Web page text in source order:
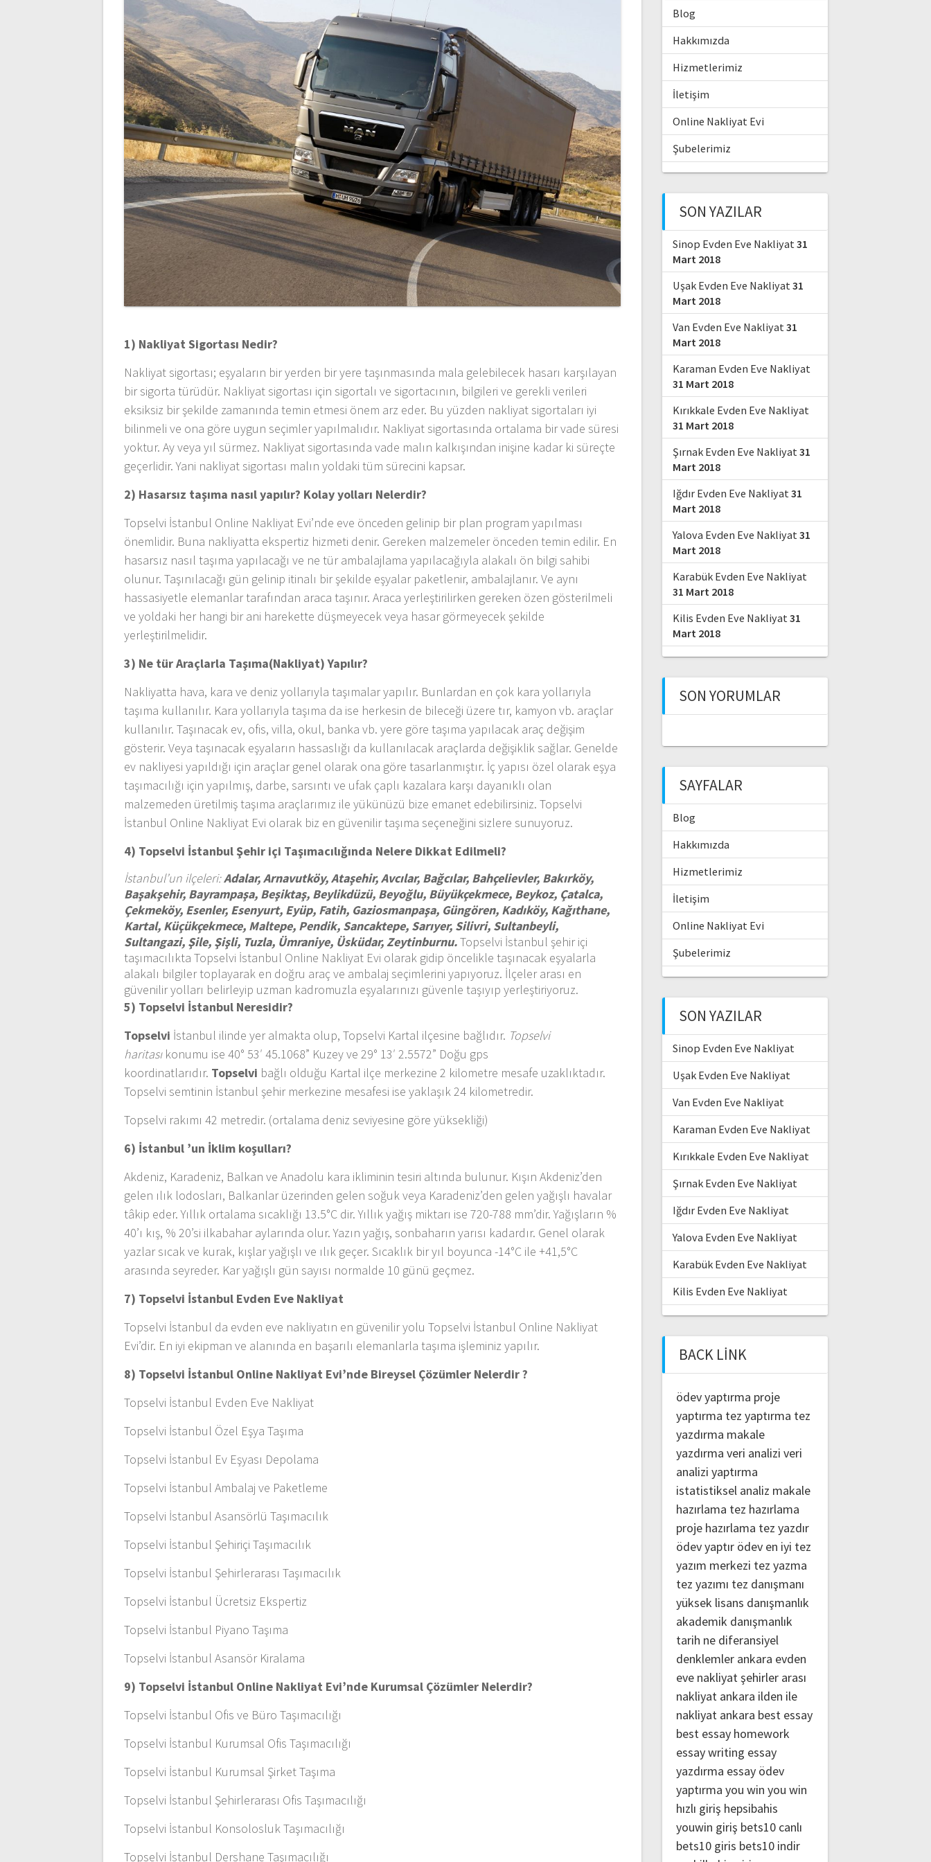
1) Nakliyat Sigortası Nedir?
Nakliyat sigortası; eşyaların bir yerden bir yere taşınmasında mala gelebilecek hasarı karşılayan
bir sigorta türüdür. Nakliyat sigortası için sigortalı ve sigortacının, bilgileri ve gerekli verileri
eksiksiz bir şekilde zamanında temin etmesi önem arz eder. Bu yüzden nakliyat sigortaları iyi
bilinmeli ve ona göre uygun seçimler yapılmalıdır. Nakliyat sigortasında ortalama bir vade süresi
yoktur. Ay veya yıl sürmez. Nakliyat sigortasında vade malın kalkışından inişine kadar ki süreçte
geçerlidir. Yani nakliyat sigortası malın yoldaki tüm sürecini kapsar.
2) Hasarsız taşıma nasıl yapılır? Kolay yolları Nelerdir?
Topselvi İstanbul Online Nakliyat Evi’nde eve önceden gelinip bir plan program yapılması
önemlidir. Buna nakliyatta ekspertiz hizmeti denir. Gereken malzemeler önceden temin edilir. En
hasarsız nasıl taşıma yapılacağı ve ne tür ambalajlama yapılacağıyla alakalı ön bilgi sahibi
olunur. Taşınılacağı gün gelinip itinalı bir şekilde eşyalar paketlenir, ambalajlanır. Ve aynı
hassasiyetle elemanlar tarafından araca taşınır. Araca yerleştirilirken gereken özen gösterilmeli
ve yoldaki her hangi bir ani harekette düşmeyecek veya hasar görmeyecek şekilde
yerleştirilmelidir.
3) Ne tür Araçlarla Taşıma(Nakliyat) Yapılır?
Nakliyatta hava, kara ve deniz yollarıyla taşımalar yapılır. Bunlardan en çok kara yollarıyla
taşıma kullanılır. Kara yollarıyla taşıma da ise herkesin de bileceği üzere tır, kamyon vb. araçlar
kullanılır. Taşınacak ev, ofis, villa, okul, banka vb. yere göre taşıma yapılacak araç değişim
gösterir. Veya taşınacak eşyaların hassaslığı da kullanılacak araçlarda değişiklik sağlar. Genelde
ev nakliyesi yapıldığı için araçlar genel olarak ona göre tasarlanmıştır. İç yapısı özel olarak eşya
taşımacılığı için yapılmış, darbe, sarsıntı ve ufak çaplı kazalara karşı dayanıklı olan
malzemeden üretilmiş taşıma araçlarımız ile yükünüzü bize emanet edebilirsiniz. Topselvi
İstanbul Online Nakliyat Evi olarak biz en güvenilir taşıma seçeneğini sizlere sunuyoruz.
4) Topselvi İstanbul Şehir içi Taşımacılığında Nelere Dikkat Edilmeli?
İstanbul’un ilçeleri:Adalar, Arnavutköy, Ataşehir, Avcılar, Bağcılar, Bahçelievler, Bakırköy,
Başakşehir, Bayrampaşa, Beşiktaş, Beylikdüzü, Beyoğlu, Büyükçekmece, Beykoz, Çatalca,
Çekmeköy, Esenler, Esenyurt, Eyüp, Fatih, Gaziosmanpaşa, Güngören, Kadıköy, Kağıthane,
Kartal, Küçükçekmece, Maltepe, Pendik, Sancaktepe, Sarıyer, Silivri, Sultanbeyli,
Sultangazi, Şile, Şişli, Tuzla, Ümraniye, Üsküdar, Zeytinburnu.Topselvi İstanbul şehir içi
taşımacılıkta Topselvi İstanbul Online Nakliyat Evi olarak gidip öncelikle taşınacak eşyalarla
alakalı bilgiler toplayarak en doğru araç ve ambalaj seçimlerini yapıyoruz. İlçeler arası en
güvenilir yolları belirleyip uzman kadromuzla eşyalarınızı güvenle taşıyıp yerleştiriyoruz.
5) Topselvi İstanbul Neresidir?
Topselvi İstanbul ilinde yer almakta olup, Topselvi Kartal ilçesine bağlıdır. Topselvi
haritasıkonumu ise 40° 53′ 45.1068” Kuzey ve 29° 13′ 2.5572” Doğu gps
koordinatlarıdır. Topselvi bağlı olduğu Kartal ilçe merkezine 2 kilometre mesafe uzaklıktadır.
Topselvi semtinin İstanbul şehir merkezine mesafesi ise yaklaşık 24 kilometredir.
Topselvi rakımı 42 metredir. (ortalama deniz seviyesine göre yüksekliği)
6) İstanbul ’un İklim koşulları?
Akdeniz, Karadeniz, Balkan ve Anadolu kara ikliminin tesiri altında bulunur. Kışın Akdeniz’den
gelen ılık lodosları, Balkanlar üzerinden gelen soğuk veya Karadeniz’den gelen yağışlı havalar
tâkip eder. Yıllık ortalama sıcaklığı 13.5°C dir. Yıllık yağış miktarı ise 720-788 mm’dir. Yağışların %
40’ı kış, % 20’si ilkabahar aylarında olur. Yazın yağış, sonbaharın yarısı kadardır. Genel olarak
yazlar sıcak ve kurak, kışlar yağışlı ve ılık geçer. Sıcaklık bir yıl boyunca -14°C ile +41,5°C
arasında seyreder. Kar yağışlı gün sayısı normalde 10 günü geçmez.
7) Topselvi İstanbul Evden Eve Nakliyat
Topselvi İstanbul da evden eve nakliyatın en güvenilir yolu Topselvi İstanbul Online Nakliyat
Evi’dir. En iyi ekipman ve alanında en başarılı elemanlarla taşıma işleminiz yapılır.
8) Topselvi İstanbul Online Nakliyat Evi’nde Bireysel Çözümler Nelerdir ?
Topselvi İstanbul Evden Eve Nakliyat
Topselvi İstanbul Özel Eşya Taşıma
Topselvi İstanbul Ev Eşyası Depolama
Topselvi İstanbul Ambalaj ve Paketleme
Topselvi İstanbul Asansörlü Taşımacılık
Topselvi İstanbul Şehiriçi Taşımacılık
Topselvi İstanbul Şehirlerarası Taşımacılık
Topselvi İstanbul Ücretsiz Ekspertiz
Topselvi İstanbul Piyano Taşıma
Topselvi İstanbul Asansör Kiralama
9) Topselvi İstanbul Online Nakliyat Evi’nde Kurumsal Çözümler Nelerdir?
Topselvi İstanbul Ofis ve Büro Taşımacılığı
Topselvi İstanbul Kurumsal Ofis Taşımacılığı
Topselvi İstanbul Kurumsal Şirket Taşıma
Topselvi İstanbul Şehirlerarası Ofis Taşımacılığı
Topselvi İstanbul Konsolosluk Taşımacılığı
Topselvi İstanbul Dershane Taşımacılığı
Blog
Hakkımızda
Hizmetlerimiz
İletişim
Online Nakliyat Evi
Şubelerimiz
SON YAZILAR
Sinop Evden Eve Nakliyat31
Mart 2018
Uşak Evden Eve Nakliyat31
Mart 2018
Van Evden Eve Nakliyat31
Mart 2018
Karaman Evden Eve Nakliyat
31 Mart 2018
Kırıkkale Evden Eve Nakliyat
31 Mart 2018
Şırnak Evden Eve Nakliyat31
Mart 2018
Iğdır Evden Eve Nakliyat31
Mart 2018
Yalova Evden Eve Nakliyat31
Mart 2018
Karabük Evden Eve Nakliyat
31 Mart 2018
Kilis Evden Eve Nakliyat31
Mart 2018
SON YORUMLAR
SAYFALAR
Blog
Hakkımızda
Hizmetlerimiz
İletişim
Online Nakliyat Evi
Şubelerimiz
SON YAZILAR
Sinop Evden Eve Nakliyat
Uşak Evden Eve Nakliyat
Van Evden Eve Nakliyat
Karaman Evden Eve Nakliyat
Kırıkkale Evden Eve Nakliyat
Şırnak Evden Eve Nakliyat
Iğdır Evden Eve Nakliyat
Yalova Evden Eve Nakliyat
Karabük Evden Eve Nakliyat
Kilis Evden Eve Nakliyat
BACK LINK
ödev yaptırma proje
yaptırma tez yaptırma tez
yazdırma makale
yazdırma veri analizi veri
analizi yaptırma
istatistiksel analiz makale
hazırlama tez hazırlama
proje hazırlama tez yazdır
ödev yaptır ödev en iyi tez
yazım merkezi tez yazma
tez yazımı tez danışmanı
yüksek lisans danışmanlık
akademik danışmanlık
tarih ne diferansiyel
denklemler ankara evden
eve nakliyatşehirler arası
nakliyat ankara ilden ile
nakliyat ankara best essay
best essay homework
essay writing essay
yazdırma essay ödev
yaptırma you win you win
hızlı giriş hepsibahis
youwin giriş bets10 canlı
bets10 giris bets10 indir